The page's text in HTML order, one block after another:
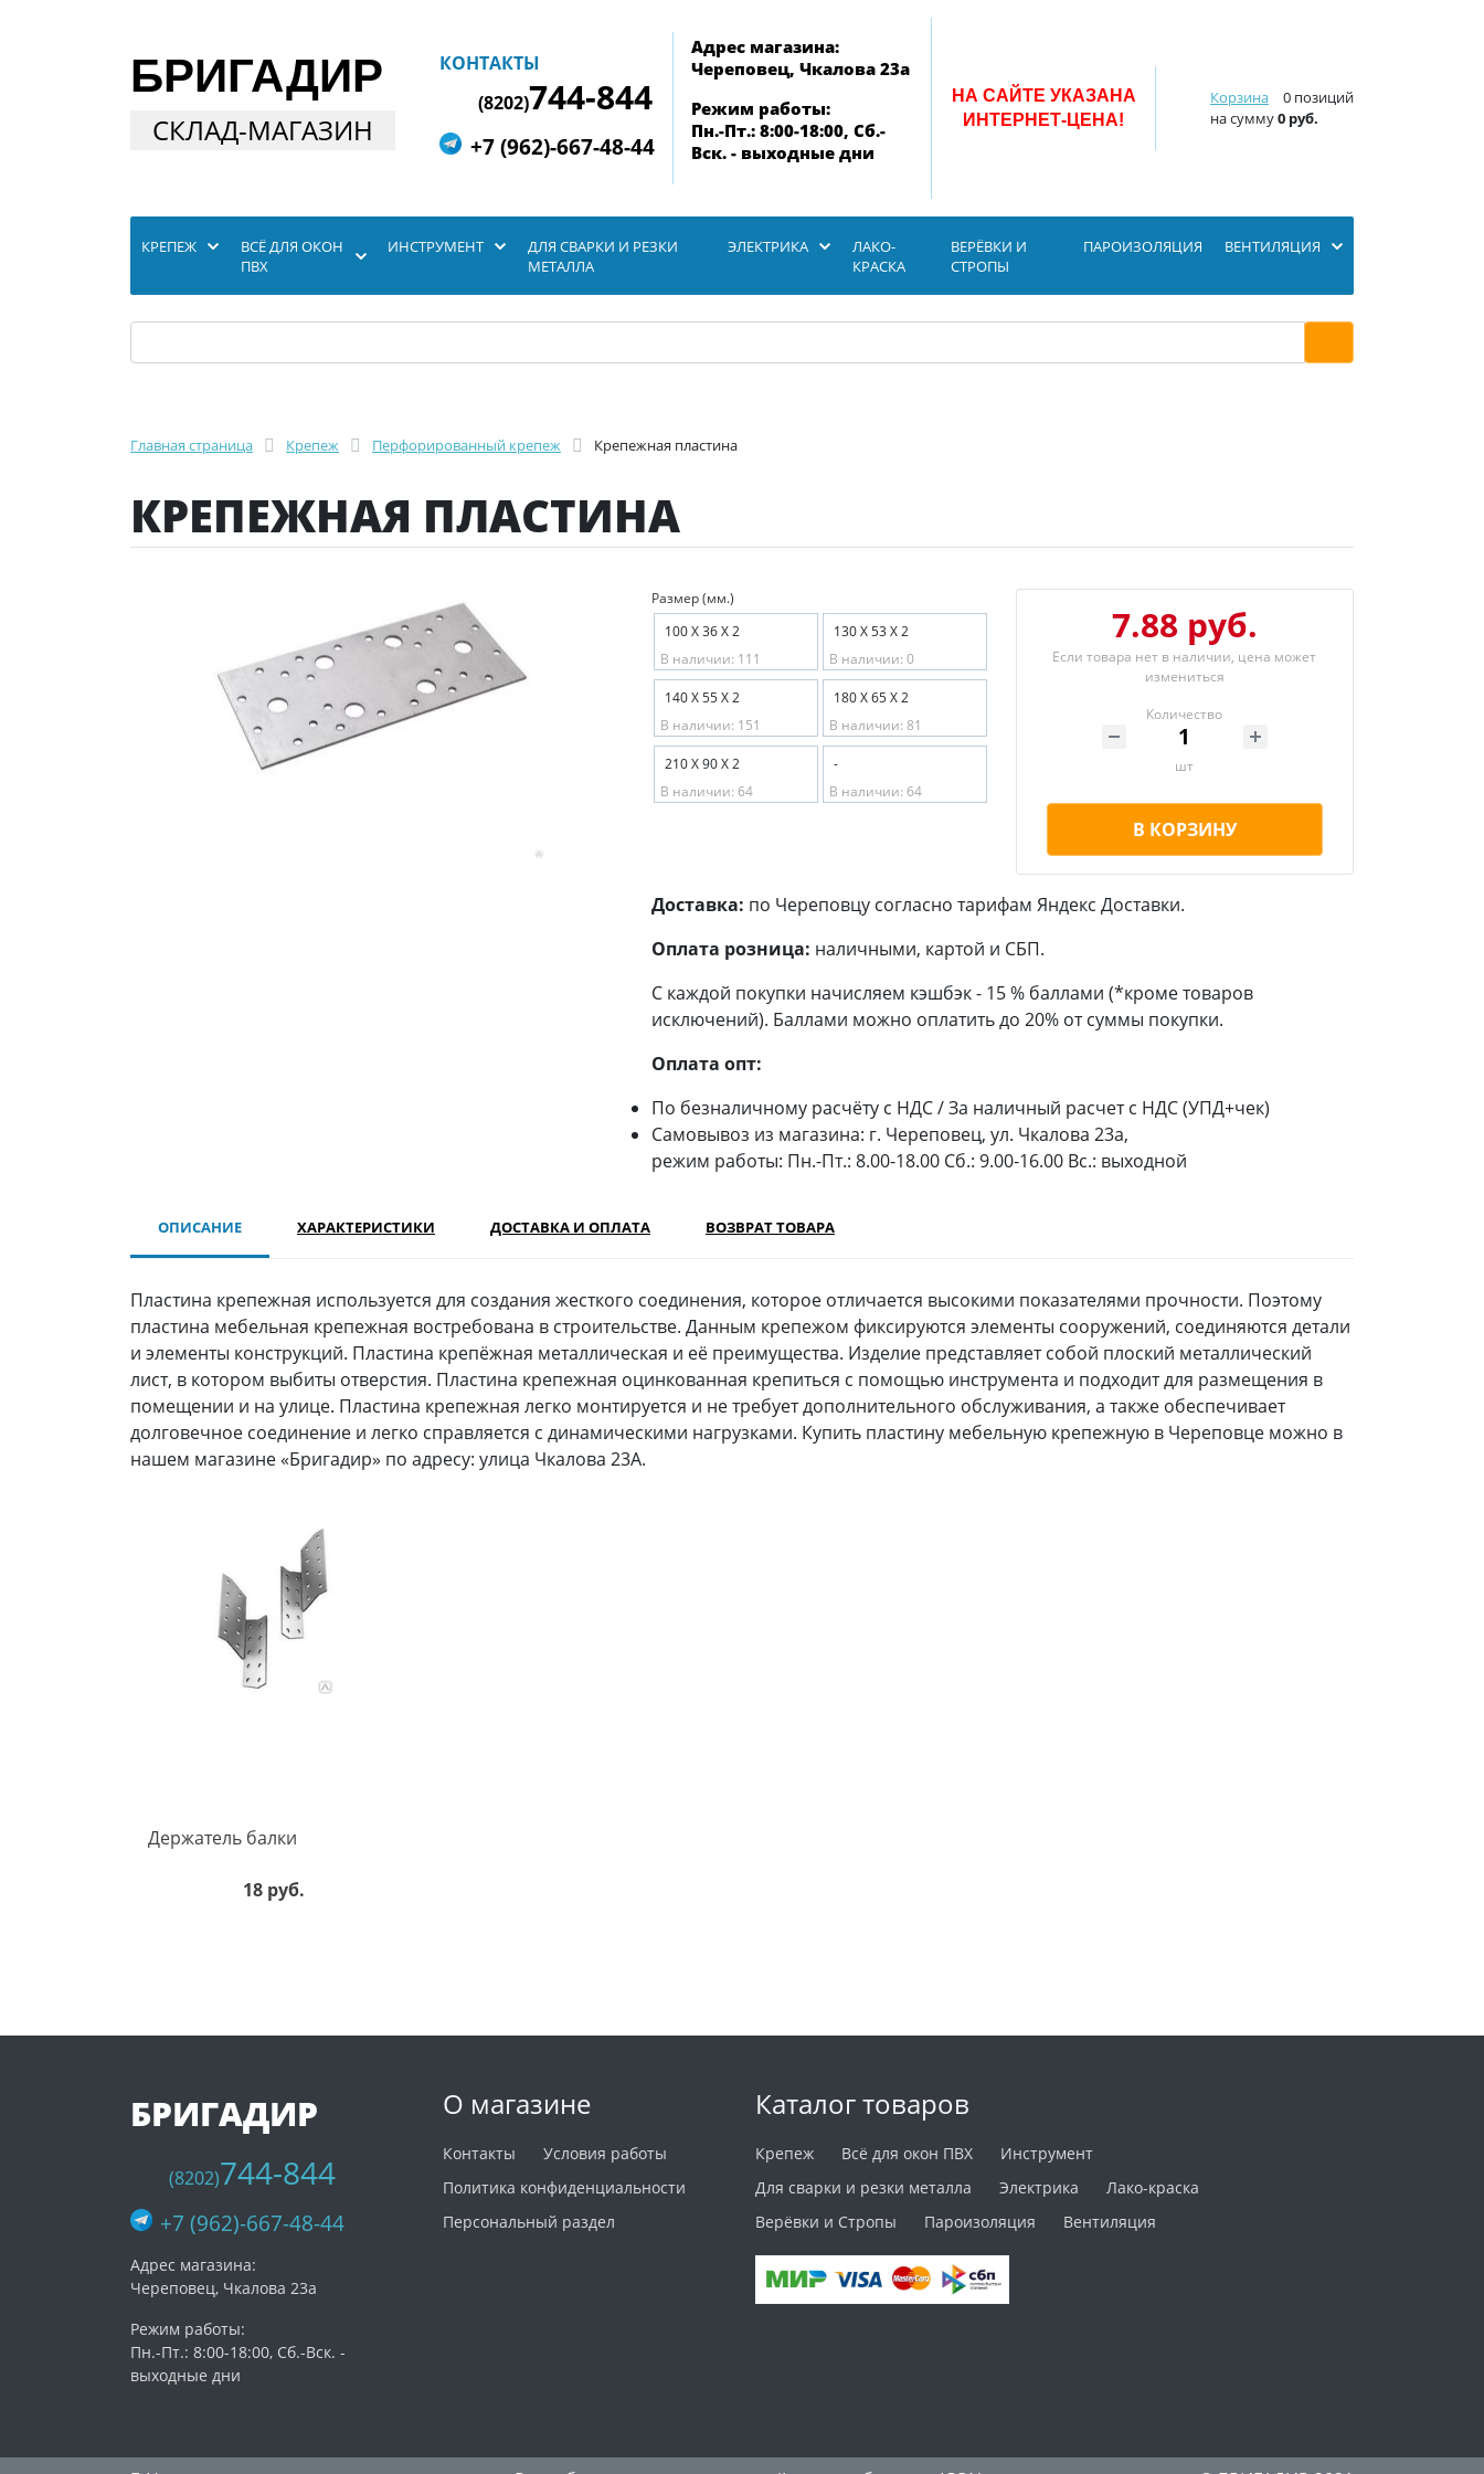
БРИГАДИР
СКЛАД-МАГАЗИН
Корзина
0 позиций
на сумму0 руб.
КОНТАКТЫ
(8202)744-844
+7 (962)-667-48-44
Адрес магазина:
Череповец, Чкалова 23а
Режим работы:
Пн.-Пт.: 8:00-18:00, Сб.-
Вск. - выходные дни
НА САЙТЕ УКАЗАНА
ИНТЕРНЕТ-ЦЕНА!
КРЕПЕЖ
ВСЁ ДЛЯ ОКОН
ПВХ
ИНСТРУМЕНТ
ДЛЯ СВАРКИ И РЕЗКИ
МЕТАЛЛА
ЭЛЕКТРИКА
ЛАКО-
КРАСКА
ВЕРЁВКИ И
СТРОПЫ
ПАРОИЗОЛЯЦИЯ ВЕНТИЛЯЦИЯ
Главная страница Крепеж Перфорированный крепеж Крепежная пластина
КРЕПЕЖНАЯ ПЛАСТИНА
Размер (мм.)
100 Х 36 Х 2
В наличии: 111
130 Х 53 Х 2
В наличии: 0
140 Х 55 Х 2
В наличии: 151
180 Х 65 Х 2
В наличии: 81
210 Х 90 Х 2
В наличии: 64
-
В наличии: 64
7.88 руб.
Если товара нет в наличии, цена может
измениться
Количество
шт
В КОРЗИНУ
Доставка: по Череповцу согласно тарифам Яндекс Доставки.
Оплата розница: наличными, картой и СБП.
С каждой покупки начисляем кэшбэк - 15 % баллами (*кроме товаров
исключений). Баллами можно оплатить до 20% от суммы покупки.
Оплата опт:
По безналичному расчёту с НДС / За наличный расчет с НДС (УПД+чек)
Самовывоз из магазина: г. Череповец, ул. Чкалова 23а,
режим работы: Пн.-Пт.: 8.00-18.00 Сб.: 9.00-16.00 Вс.: выходной
ОПИСАНИЕ ХАРАКТЕРИСТИКИ ДОСТАВКА И ОПЛАТА ВОЗВРАТ ТОВАРА
Пластина крепежная используется для создания жесткого соединения, которое отличается высокими показателями прочности. Поэтому
пластина мебельная крепежная востребована в строительстве. Данным крепежом фиксируются элементы сооружений, соединяются детали
и элементы конструкций. Пластина крепёжная металлическая и её преимущества. Изделие представляет собой плоский металлический
лист, в котором выбиты отверстия. Пластина крепежная оцинкованная крепиться с помощью инструмента и подходит для размещения в
помещении и на улице. Пластина крепежная легко монтируется и не требует дополнительного обслуживания, а также обеспечивает
долговечное соединение и легко справляется с динамическими нагрузками. Купить пластину мебельную крепежную в Череповце можно в
нашем магазине «Бригадир» по адресу: улица Чкалова 23А.
Держатель балки
18 руб.
О магазине
Контакты
Условия работы
Политика конфиденциальности
Персональный раздел
Каталог товаров
Крепеж Всё для окон ПВХ
Инструмент
Для сварки и резки металла
Электрика
Лако-краска
Верёвки и Стропы
Пароизоляция Вентиляция
БРИГАДИР
(8202)744-844
+7 (962)-667-48-44
Адрес магазина:
Череповец, Чкалова 23а
Режим работы:
Пн.-Пт.: 8:00-18:00, Сб.-Вск. -
выходные дни